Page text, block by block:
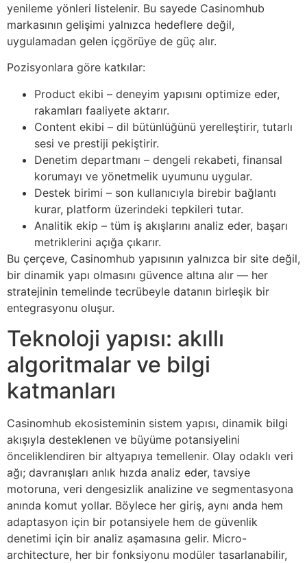
yenileme yönleri listelenir. Bu sayede Casinomhub
markasının gelişimi yalnızca hedeflere değil,
uygulamadan gelen içgörüye de güç alır.
Pozisyonlara göre katkılar:
Product ekibi – deneyim yapısını optimize eder,
rakamları faaliyete aktarır.
Content ekibi – dil bütünlüğünü yerelleştirir, tutarlı
sesi ve prestiji pekiştirir.
Denetim departmanı – dengeli rekabeti, finansal
korumayı ve yönetmelik uyumunu uygular.
Destek birimi – son kullanıcıyla birebir bağlantı
kurar, platform üzerindeki tepkileri tutar.
Analitik ekip – tüm iş akışlarını analiz eder, başarı
metriklerini açığa çıkarır.
Bu çerçeve, Casinomhub yapısının yalnızca bir site değil,
bir dinamik yapı olmasını güvence altına alır — her
stratejinin temelinde tecrübeyle datanın birleşik bir
entegrasyonu oluşur.
Teknoloji yapısı: akıllı
algoritmalar ve bilgi
katmanları
Casinomhub ekosisteminin sistem yapısı, dinamik bilgi
akışıyla desteklenen ve büyüme potansiyelini
önceliklendiren bir altyapıya temellenir. Olay odaklı veri
ağı; davranışları anlık hızda analiz eder, tavsiye
motoruna, veri dengesizlik analizine ve segmentasyona
anında komut yollar. Böylece her giriş, aynı anda hem
adaptasyon için bir potansiyele hem de güvenlik
denetimi için bir analiz aşamasına gelir. Micro-
architecture, her bir fonksiyonu modüler tasarlanabilir,